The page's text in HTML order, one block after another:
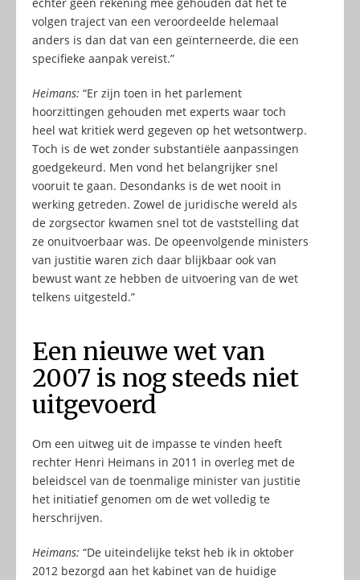
volgen traject van een veroordeelde helemaal
anders is dan dat van een geïnterneerde, die een
specifieke aanpak vereist.”
Heimans: “Er zijn toen in het parlement
hoorzittingen gehouden met experts waar toch
heel wat kritiek werd gegeven op het wetsontwerp.
Toch is de wet zonder substantiële aanpassingen
goedgekeurd. Men vond het belangrijker snel
vooruit te gaan. Desondanks is de wet nooit in
werking getreden. Zowel de juridische wereld als
de zorgsector kwamen snel tot de vaststelling dat
ze onuitvoerbaar was. De opeenvolgende ministers
van justitie waren zich daar blijkbaar ook van
bewust want ze hebben de uitvoering van de wet
telkens uitgesteld.”
Een nieuwe wet van
2007 is nog steeds niet
uitgevoerd
Om een uitweg uit de impasse te vinden heeft
rechter Henri Heimans in 2011 in overleg met de
beleidscel van de toenmalige minister van justitie
het initiatief genomen om de wet volledig te
herschrijven.
Heimans: “De uiteindelijke tekst heb ik in oktober
2012 bezorgd aan het kabinet van de huidige